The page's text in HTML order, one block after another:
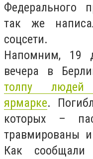
Федерального
так же
соцсети.
Напомним, 19
вечера в
толпу людей
ярмарке.
которых –
травмированы
Как сообщали